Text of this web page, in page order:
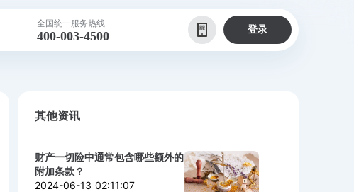
全国统一服务热线
400-003-4500 登录
其他资讯
财产一切险中通常包含哪些额外的
附加条款？
2024-06-13 02:11:07